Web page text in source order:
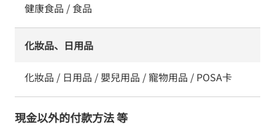
健康食品 / 食品
化妝品、日用品
化妝品 / 日用品 / 嬰兒用品 / 寵物用品 / POSA卡
現金以外的付款方法 等